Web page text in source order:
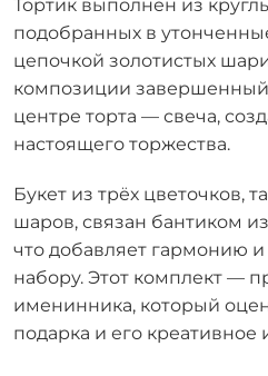
Тортик выполнен из
подобранных в
цепочкой золотистых
композиции
центре торта — свеча,
настоящего торжества.
Букет из трёх цветочков,
шаров, связан бантиком
что добавляет гармонию
набору. Этот комплект —
именинника, который
подарка и его креативное